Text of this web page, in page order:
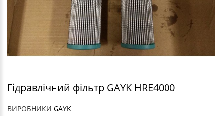
Гідравлічний фільтр GAYK HRE4000
ВИРОБНИКИ GAYK